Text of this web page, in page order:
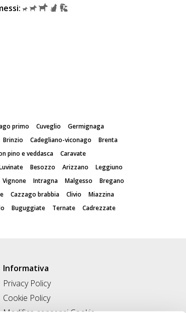
primo Cuveglio
Germignaga
Brinzio Cadegliano-viconago
Brenta
pino e veddasca
Caravate
Besozzo Arizzano
Leggiuno
Vignone Intragna Malgesso
Bregano
Cazzago brabbia Clivio
Miazzina
Buguggiate Ternate
Cadrezzate
Informativa
Privacy Policy
Cookie Policy